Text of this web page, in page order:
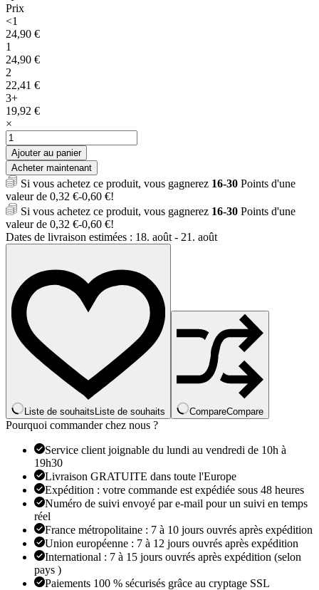
Prix
<1
24,90 €
1
24,90 €
2
22,41 €
3+
19,92 €
×
quantité
de
coffre
fort
secret
Mini
livre
de
sécurité
dictionnaire
Ajouter au panier
Acheter maintenant
Si vous achetez ce produit, vous gagnerez 16-30 Points d'une
valeur de 0,32 €-0,60 €!
Si vous achetez ce produit, vous gagnerez 16-30 Points d'une
valeur de 0,32 €-0,60 €!
Dates de livraison estimées : 18. août - 21. août
Liste de souhaitsListe de souhaits CompareCompare
Pourquoi commander chez nous ?
Service client joignable du lundi au vendredi de 10h à
19h30
Livraison GRATUITE dans toute l'Europe
Expédition : votre commande est expédiée sous 48 heures
Numéro de suivi envoyé par e-mail pour un suivi en temps
réel
France métropolitaine : 7 à 10 jours ouvrés après expédition
Union européenne : 7 à 12 jours ouvrés après expédition
International : 7 à 15 jours ouvrés après expédition (selon
pays )
Paiements 100 % sécurisés grâce au cryptage SSL